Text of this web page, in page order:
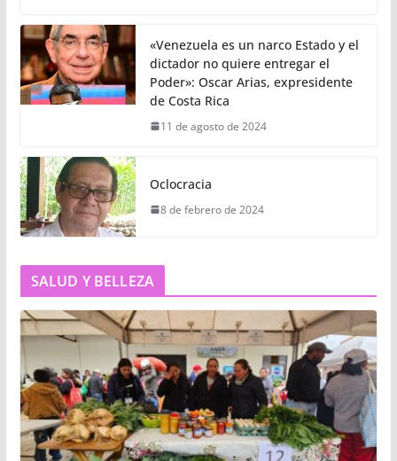
«Venezuela es un narco Estado y el
dictador no quiere entregar el
Poder»: Oscar Arias, expresidente
de Costa Rica
11 de agosto de 2024
Oclocracia
8 de febrero de 2024
SALUD Y BELLEZA